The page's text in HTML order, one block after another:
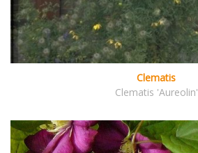
Clematis
Clematis 'Aureolin'